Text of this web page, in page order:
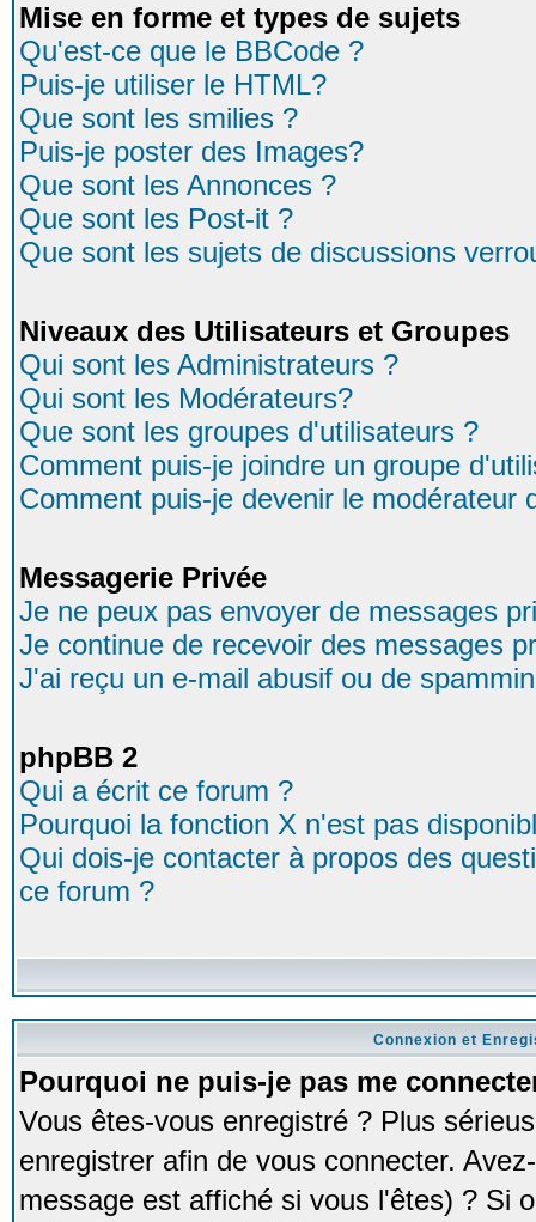
Mise en forme et types de sujets
Qu'est-ce que le BBCode ?
Puis-je utiliser le HTML?
Que sont les smilies ?
Puis-je poster des Images?
Que sont les Annonces ?
Que sont les Post-it ?
Que sont les sujets de discussions
Niveaux des Utilisateurs et Groupes
Qui sont les Administrateurs ?
Qui sont les Modérateurs?
Que sont les groupes d'utilisateurs ?
Comment puis-je joindre un groupe
Comment puis-je devenir le modérateur
Messagerie Privée
Je ne peux pas envoyer de messages
Je continue de recevoir des messages
J'ai reçu un e-mail abusif ou de
phpBB 2
Qui a écrit ce forum ?
Pourquoi la fonction X n'est pas
Qui dois-je contacter à propos des
ce forum ?
Connexion et
Pourquoi ne puis-je pas me
Vous êtes-vous enregistré ? Plus
enregistrer afin de vous connecter.
message est affiché si vous l'êtes) ? Si